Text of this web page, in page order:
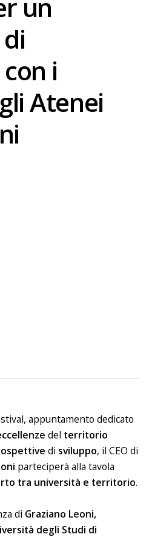
un
i
Atenei
appuntamento dedicato
del territorio
di sviluppo, il CEO di
parteciperà alla tavola
tra università e territorio.
di Graziano Leoni,
degli Studi di